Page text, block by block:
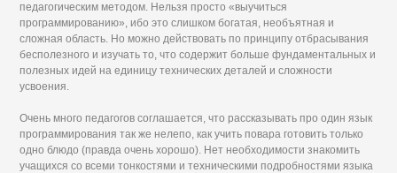
педагогическим методом. Нельзя просто «выучиться
программированию», ибо это слишком богатая, необъятная и
сложная область. Но можно действовать по принципу отбрасывания
бесполезного и изучать то, что содержит больше фундаментальных и
полезных идей на единицу технических деталей и сложности
усвоения.
Очень много педагогов соглашается, что рассказывать про один язык
программирования так же нелепо, как учить повара готовить только
одно блюдо (правда очень хорошо). Нет необходимости знакомить
учащихся со всеми тонкостями и техническими подробностями языка